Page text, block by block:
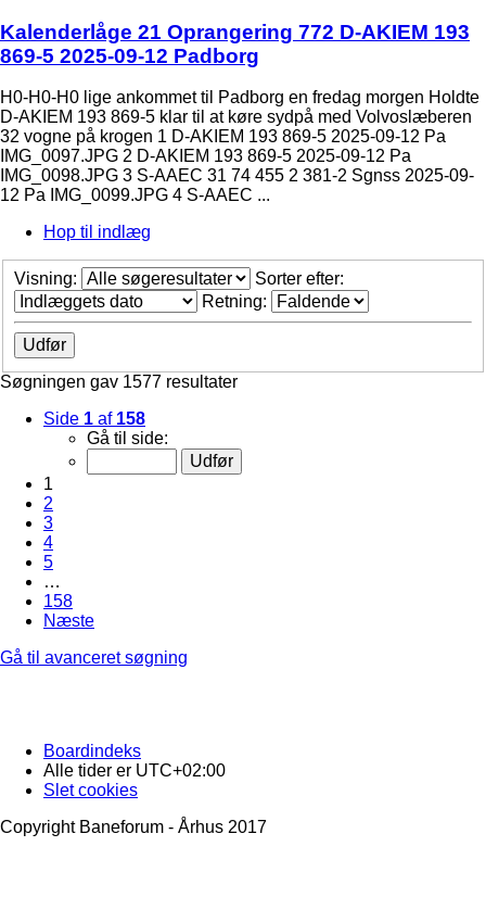
Kalenderlåge 21 Oprangering 772 D-AKIEM 193
869-5 2025-09-12 Padborg
H0-H0-H0 lige ankommet til Padborg en fredag morgen Holdte
D-AKIEM 193 869-5 klar til at køre sydpå med Volvoslæberen
32 vogne på krogen 1 D-AKIEM 193 869-5 2025-09-12 Pa
IMG_0097.JPG 2 D-AKIEM 193 869-5 2025-09-12 Pa
IMG_0098.JPG 3 S-AAEC 31 74 455 2 381-2 Sgnss 2025-09-
12 Pa IMG_0099.JPG 4 S-AAEC ...
Hop til indlæg
Visning:
Sorter efter:
Retning:
Søgningen gav 1577 resultater
Side 1 af 158
Gå til side:
1
2
3
4
5
…
158
Næste
Gå til avanceret søgning
Boardindeks
Alle tider er UTC+02:00
Slet cookies
Copyright Baneforum - Århus 2017